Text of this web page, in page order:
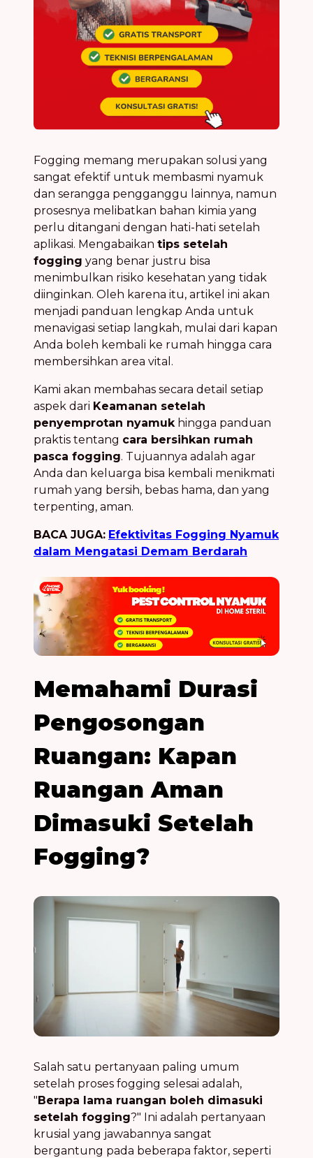
Fogging memang merupakan solusi yang
sangat efektif untuk membasmi nyamuk
dan serangga pengganggu lainnya, namun
prosesnya melibatkan bahan kimia yang
perlu ditangani dengan hati-hati setelah
aplikasi. Mengabaikan tips setelah
fogging yang benar justru bisa
menimbulkan risiko kesehatan yang tidak
diinginkan. Oleh karena itu, artikel ini akan
menjadi panduan lengkap Anda untuk
menavigasi setiap langkah, mulai dari kapan
Anda boleh kembali ke rumah hingga cara
membersihkan area vital.
Kami akan membahas secara detail setiap
aspek dari Keamanan setelah
penyemprotan nyamukhingga panduan
praktis tentang cara bersihkan rumah
pasca fogging. Tujuannya adalah agar
Anda dan keluarga bisa kembali menikmati
rumah yang bersih, bebas hama, dan yang
terpenting, aman.
BACA JUGA: Efektivitas Fogging Nyamuk
dalam Mengatasi Demam Berdarah
Memahami Durasi
Pengosongan
Ruangan: Kapan
Ruangan Aman
Dimasuki Setelah
Fogging?
Salah satu pertanyaan paling umum
setelah proses fogging selesai adalah,
"Berapa lama ruangan boleh dimasuki
setelah fogging?" Ini adalah pertanyaan
krusial yang jawabannya sangat
bergantung pada beberapa faktor, seperti